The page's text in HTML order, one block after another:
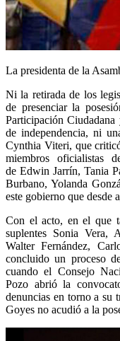
La presidenta de la
Ni la retirada de los
de presenciar la
Participación
de independencia, ni
Cynthia Viteri, que
miembros oficialistas
de Edwin Jarrín, Tania
Burbano, Yolanda
este gobierno que desde
Con el acto, en el que
suplentes Sonia Vera,
Walter Fernández,
concluido un proceso
cuando el Consejo
Pozo abrió la
denuncias en torno a su
Goyes no acudió a la